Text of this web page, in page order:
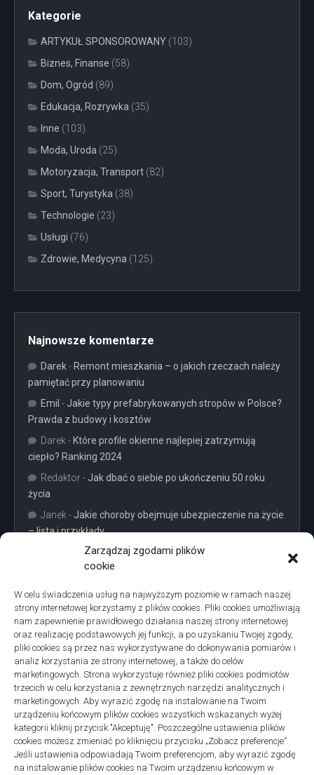
Zarządzaj zgodami plików
cookie
W celu świadczenia usług na najwyższym poziomie w ramach naszej
strony internetowej korzystamy z plików cookies. Pliki cookies umożliwiają
nam zapewnienie prawidłowego działania naszej strony internetowej
oraz realizację podstawowych jej funkcji, a po uzyskaniu Twojej zgody,
pliki cookies są przez nas wykorzystywane do dokonywania pomiarów i
analiz korzystania ze strony internetowej, a także do celów
marketingowych. Strona wykorzystuje również pliki cookies podmiotów
trzecich w celu korzystania z zewnętrznych narzędzi analitycznych i
marketingowych. Aby wyrazić zgodę na instalowanie na Twoim
urządzeniu końcowym plików cookies wszystkich wskazanych wyżej
kategorii kliknij przycisk "Akceptuję". Poszczególne ustawienia plików
cookies możesz zmieniać po kliknięciu przycisku „Zobacz preferencje”.
Jeśli ustawienia odpowiadają Twoim preferencjom, aby wyrazić zgodę
na instalowanie plików cookies na Twoim urządzeniu końcowym w
Kategorie
ARTYKUŁ SPONSOROWANY (103)
Biznes, Finanse (58)
Dom, Ogród (89)
Edukacja, Rozrywka (35)
Inne (103)
Moda, Uroda (25)
Motoryzacja, Transport (82)
Sport, Turystyka (38)
Technologie (23)
Usługi (76)
Zdrowie, Medycyna (125)
Najnowsze komentarze
Darek- Remont mieszkania – o jakich rzeczach należy
pamiętać przy planowaniu
Emil - Jakie typy prefabrykowanych stropów w Polsce?
Prawda z budowy i kosztów
Darek - Które profile okienne najlepiej zatrzymują
ciepło? Ranking 2024
Redaktor- Jak dbać o siebie po ukończeniu 50 roku
życia
Janek - Jakie choroby obejmuje ubezpieczenie na życie
– lista i przykłady
Projekty domów Podkarpacie
linki z nap